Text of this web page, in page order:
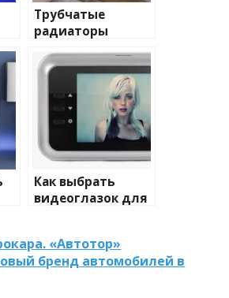
Трубчатые
радиаторы
и характеристики
Как выбрать
видеоглазок для
«Автотор»
бренд автомобилей в